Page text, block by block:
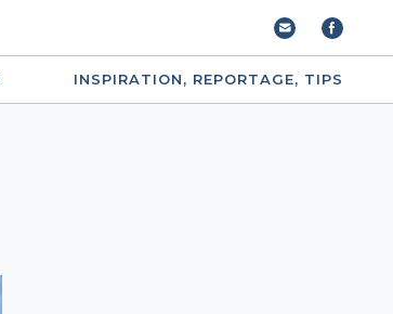
INSPIRATION, REPORTAGE, TIPS